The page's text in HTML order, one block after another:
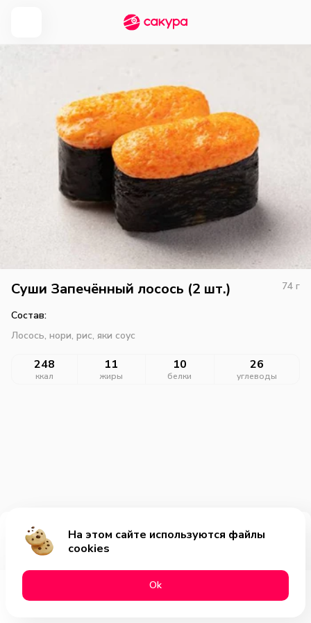
Суши Запечённый лосось (2 шт.) 74 г
Состав:
Лосось, нори, рис, яки соус
248
ккал
11
жиры
10
белки
26
углеводы
Добавить за 345₽
На этом сайте используются файлы
cookies
Оk